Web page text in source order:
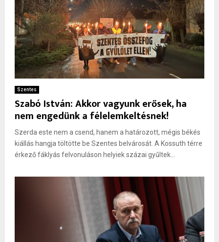
Szentes
Szabó István: Akkor vagyunk erősek, ha
nem engedünk a félelemkeltésnek!
Szerda este nem a csend, hanem a határozott, mégis békés
kiállás hangja töltötte be Szentes belvárosát. A Kossuth térre
érkező fáklyás felvonuláson helyiek százai gyűltek...